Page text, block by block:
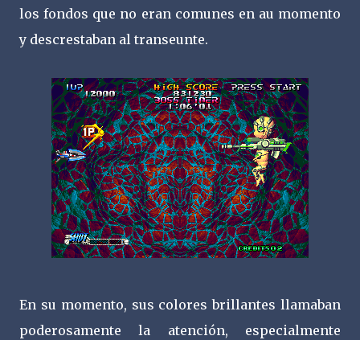
los fondos que no eran comunes en au momento
y descrestaban al transeunte.
En su momento, sus colores brillantes llamaban
poderosamente la atención, especialmente